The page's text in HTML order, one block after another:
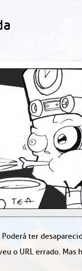
ter
o URL errado.